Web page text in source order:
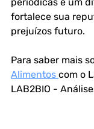
fortalece sua
prejuízos futuro.
Para saber mais
Alimentos com o
LAB2BIO -